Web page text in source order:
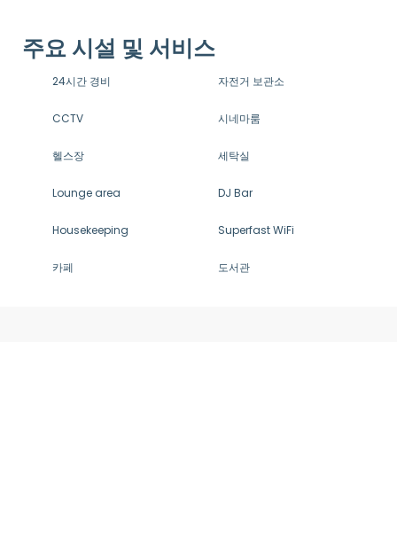
주요 시설 및 서비스
24시간 경비 자전거 보관소
CCTV 시네마룸
헬스장 세탁실
Lounge area DJ Bar
Housekeeping Superfast WiFi
카페 도서관